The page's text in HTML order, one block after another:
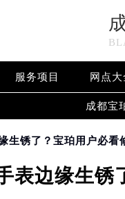
服务项目 网点大
成都宝
生锈了？宝珀用户必看
表边缘生锈